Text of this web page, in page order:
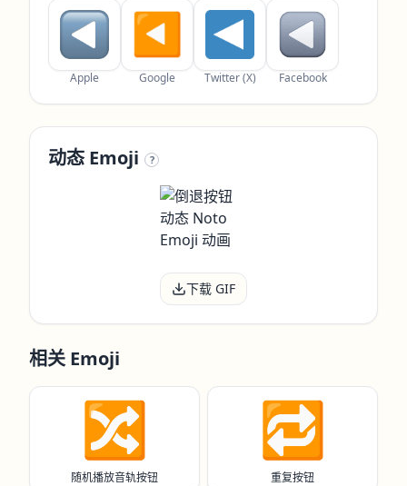
Apple Google Twitter (X) Facebook
动态 Emoji ?
下载 GIF
相关 Emoji
🔀
随机播放音轨按钮
🔁
重复按钮